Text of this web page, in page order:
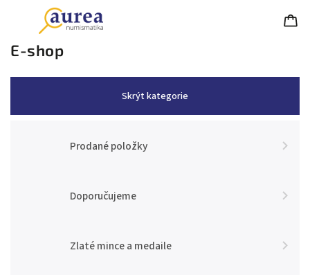
E-shop
Skrýt kategorie
Prodané položky
Doporučujeme
Zlaté mince a medaile